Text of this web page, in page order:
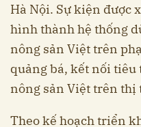
Hà Nội. Sự kiện được
hình thành hệ thống
nông sản Việt trên
quảng bá, kết nối
nông sản Việt trên thị
Theo kế hoạch triển